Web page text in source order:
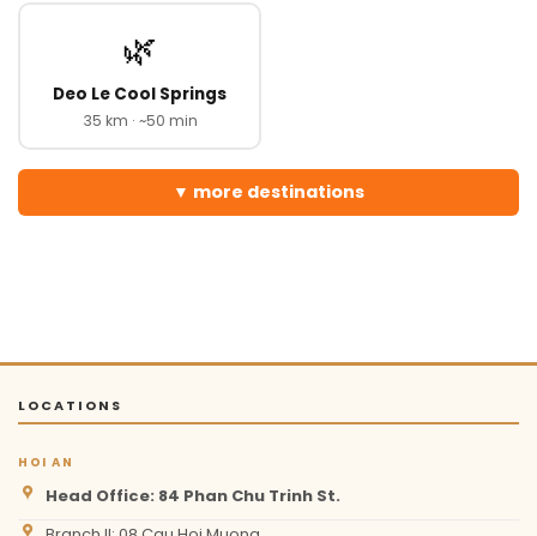
🌿
Deo Le Cool Springs
35 km · ~50 min
more destinations
LOCATIONS
HOI AN
Head Office: 84 Phan Chu Trinh St.